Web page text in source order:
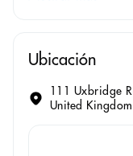
Ubicación
111 Uxbridge
United Kingdom